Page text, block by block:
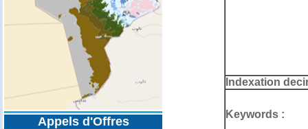
Appels d'Offres
Indexation
Keywords :